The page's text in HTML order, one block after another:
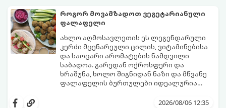
როგორ მოვამზადოთ ვეგეტარიანული
ფალაფელი
ახლო აღმოსავლეთის ეს ლეგენდარული
კერძი მცენარეული ცილის, ვიტამინებისა
და საოცარი არომატების ნამდვილი
საბადოა. გარედან ოქროსფერი და
ხრაშუნა, ხოლო შიგნიდან ნაზი და მწვანე
ფალაფელის ბურთულები იდეალურია
სალათებთან ერთად ან ტახინის (სესამის)
მდგომარეობს, რომ გამოიყენება2026/08/06 12:35